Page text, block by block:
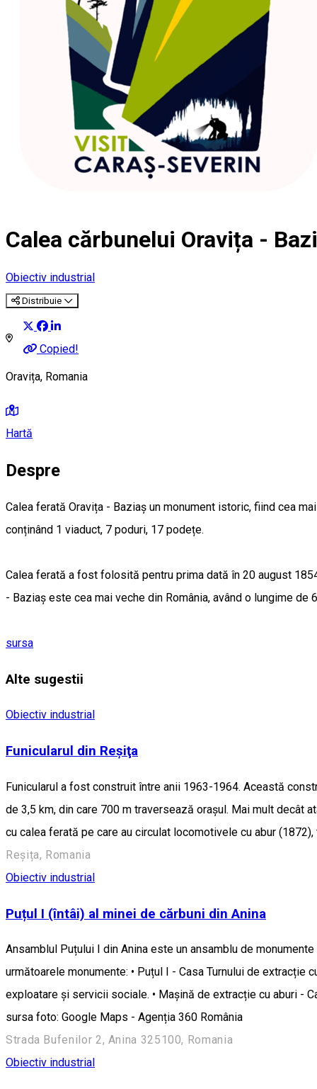
Calea cărbunelui Oravița -
Obiectiv industrial
Distribuie
Copied!
Oravița, Romania
Hartă
Despre
Calea ferată Oravița - Baziaș un monument istoric, fiind cea
conținând 1 viaduct, 7 poduri, 17 podețe.
Calea ferată a fost folosită pentru prima dată în 20 august
- Baziaș este cea mai veche din România, având o lungime de
sursa
Alte sugestii
Obiectiv industrial
Funicularul din Reşiţa
Funicularul a fost construit între anii 1963-1964. Această
de 3,5 km, din care 700 m traversează oraşul. Mai mult decât
cu calea ferată pe care au circulat locomotivele cu abur
Reșița, Romania
Obiectiv industrial
Puțul I (întâi) al minei de cărbuni din Anina
Ansamblul Puțului I din Anina este un ansamblu de
următoarele monumente: • Puțul I - Casa Turnului de
exploatare și servicii sociale. • Mașină de extracție cu aburi -
sursa foto: Google Maps - Agenția 360 România
Strada Bufenilor 2, Anina 325100, Romania
Obiectiv industrial